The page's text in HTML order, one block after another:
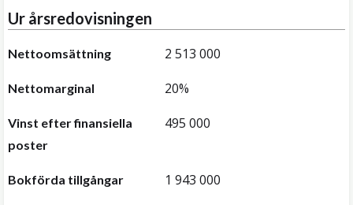
Ur årsredovisningen
Nettoomsättning 2 513 000
Nettomarginal 20%
Vinst efter finansiella
poster
495 000
Bokförda tillgångar 1 943 000